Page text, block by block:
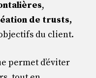
,
de trusts,
du client.
permet d’éviter